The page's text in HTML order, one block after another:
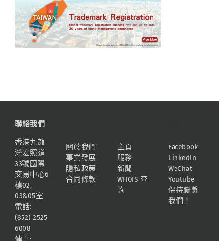
聯絡我們
香港九龍
灣宏照道
33號國際
交易中心6
樓02,
03&05室
電話:
(852) 2525
6008
傳真:
關於我們
事業發展
隱私政策
合同條款
主頁
服務
新聞
WHOIS 查
詢
Facebook
LinkedIn
WeChat
Youtube
保持聯繫
我們！